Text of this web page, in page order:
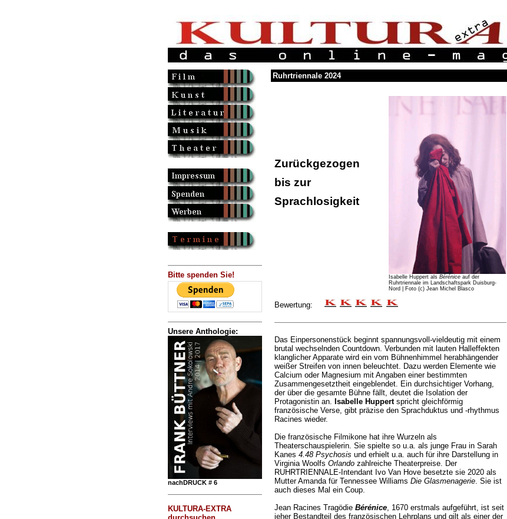
Bitte spenden Sie!
Unsere Anthologie:
nachDRUCK # 6
KULTURA-EXTRA
Ruhrtriennale 2024
Zurückgezogen
bis zur
Sprachlosigkeit
Isabelle Huppert als Béréniceauf der
Ruhrtriennale im Landschaftspark Duisburg-
Nord | Foto (c) Jean Michel Blasco
Bewertung:
Das Einpersonenstück beginnt spannungsvoll-vieldeutig mit einem
brutal wechselnden Countdown. Verbunden mit lauten Halleffekten
klanglicher Apparate wird ein vom Bühnenhimmel herabhängender
weißer Streifen von innen beleuchtet. Dazu werden Elemente wie
Calcium oder Magnesium mit Angaben einer bestimmten
Zusammengesetztheit eingeblendet. Ein durchsichtiger Vorhang,
der über die gesamte Bühne fällt, deutet die Isolation der
Protagonistin an. Isabelle Huppertspricht gleichförmig
französische Verse, gibt präzise den Sprachduktus und -rhythmus
Racines wieder.
Die französische Filmikone hat ihre Wurzeln als
Theaterschauspielerin. Sie spielte so u.a. als junge Frau in Sarah
Kanes 4.48 Psychosis und erhielt u.a. auch für ihre Darstellung in
Virginia Woolfs Orlandozahlreiche Theaterpreise. Der
RUHRTRIENNALE-Intendant Ivo Van Hove besetzte sie 2020 als
Mutter Amanda für Tennessee Williams Die Glasmenagerie. Sie ist
auch dieses Mal ein Coup.
Jean Racines Tragödie Bérénice, 1670 erstmals aufgeführt, ist seit
jeher Bestandteil des französischen Lehrplans und gilt als einer der